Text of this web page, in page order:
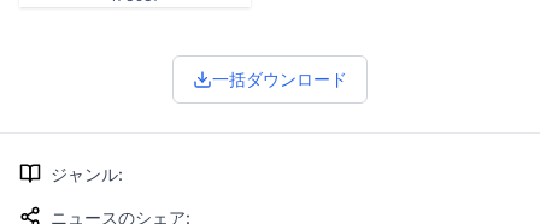
一括ダウンロード
ジャンル:
ニュースのシェア: